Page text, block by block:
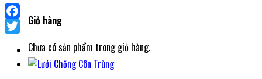
Giỏ hàng
Chưa có sản phẩm trong giỏ hàng.
Facebook
Twitter